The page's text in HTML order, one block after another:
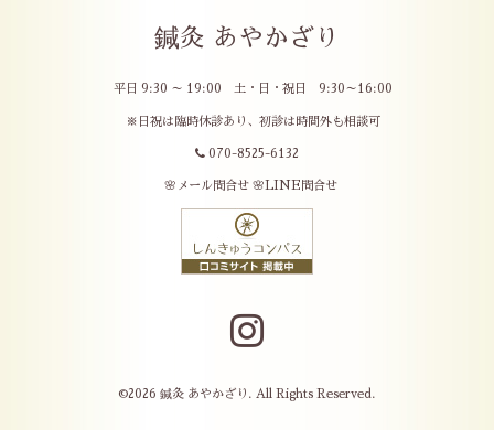
鍼灸 あやかざり
平日 9:30 ～ 19:00 土・日・祝日 9:30～16:00
※日祝は臨時休診あり、初診は時間外も相談可
070-8525-6132
🌸メール問合せ 🌸LINE問合せ
©2026 鍼灸 あやかざり . All Rights Reserved.